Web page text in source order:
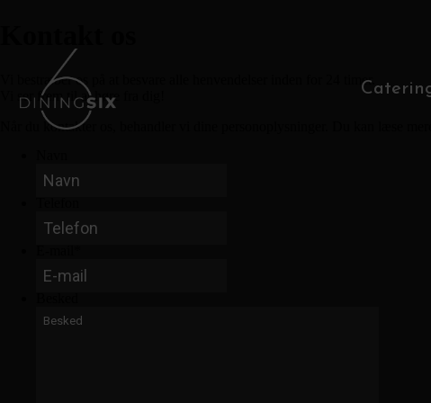
Vi bestræber os på at besvare alle henvendelser inden for 24 timer.
Vi ser frem til at høre fra dig!
Når du kontakter os, behandler vi dine personoplysninger. Du kan læse